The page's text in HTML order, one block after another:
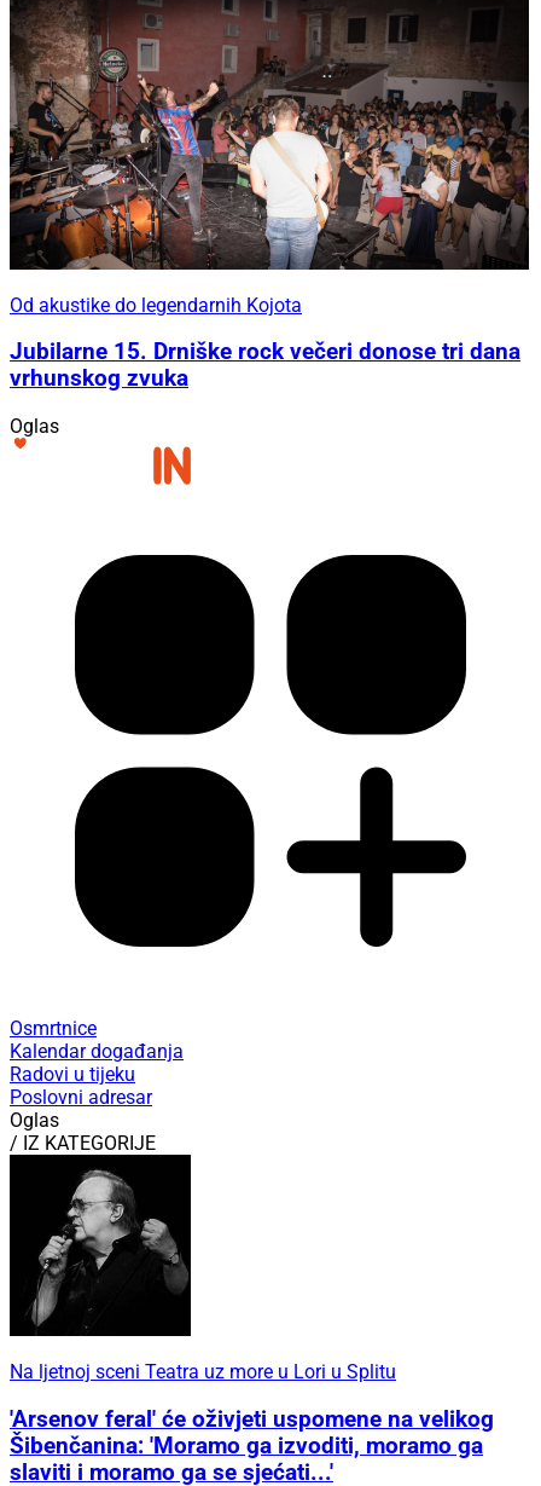
Od akustike do legendarnih Kojota
Jubilarne 15. Drniške rock večeri donose tri dana
vrhunskog zvuka
Oglas
Osmrtnice
Kalendar događanja
Radovi u tijeku
Poslovni adresar
Oglas
/ IZ KATEGORIJE
Na ljetnoj sceni Teatra uz more u Lori u Splitu
'Arsenov feral' će oživjeti uspomene na velikog
Šibenčanina: 'Moramo ga izvoditi, moramo ga
slaviti i moramo ga se sjećati...'